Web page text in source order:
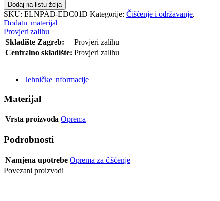
Dodaj na listu želja
SKU: ELNPAD-EDC01D Kategorije: Čišćenje i održavanje,
Dodatni materijal
Provjeri zalihu
Skladište Zagreb:
Provjeri zalihu
Centralno skladište: Provjeri zalihu
Tehničke informacije
Materijal
Vrsta proizvoda Oprema
Podrobnosti
Namjena upotrebe Oprema za čišćenje
Povezani proizvodi